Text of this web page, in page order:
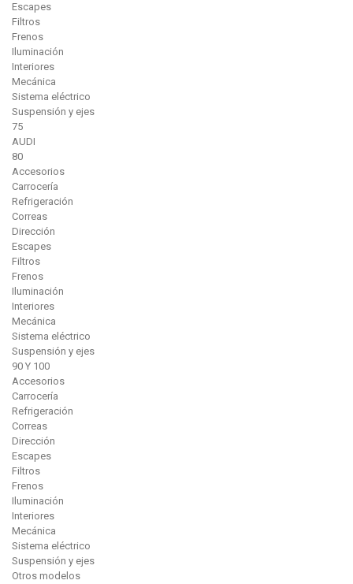
Escapes
Filtros
Frenos
Iluminación
Interiores
Mecánica
Sistema eléctrico
Suspensión y ejes
75
AUDI
80
Accesorios
Carrocería
Refrigeración
Correas
Dirección
Escapes
Filtros
Frenos
Iluminación
Interiores
Mecánica
Sistema eléctrico
Suspensión y ejes
90 Y 100
Accesorios
Carrocería
Refrigeración
Correas
Dirección
Escapes
Filtros
Frenos
Iluminación
Interiores
Mecánica
Sistema eléctrico
Suspensión y ejes
Otros modelos